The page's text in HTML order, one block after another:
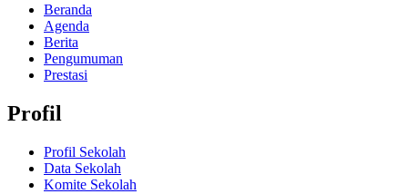
Beranda
Agenda
Berita
Pengumuman
Prestasi
Profil
Profil Sekolah
Data Sekolah
Komite Sekolah